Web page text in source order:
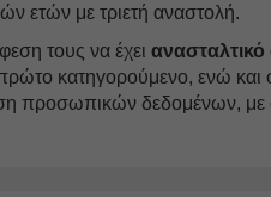
ετών με τριετή αναστολή.
τους να έχει
κατηγορούμενο, ενώ και
προσωπικών δεδομένων,